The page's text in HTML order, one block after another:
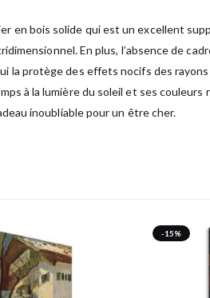
en bois solide qui est un excellent
En plus, l’absence de
protège des effets nocifs des
à la lumière du soleil et ses
inoubliable pour un être cher.
-15%